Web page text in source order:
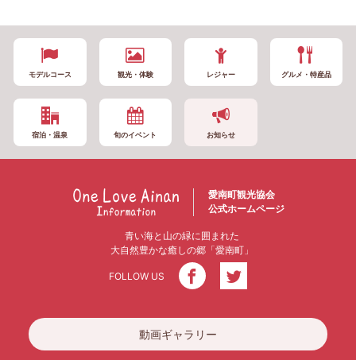
モデルコース 観光・体験 レジャー グルメ・特産品
宿泊・温泉 旬のイベント お知らせ
愛南町観光協会
公式ホームページ
青い海と山の緑に囲まれた
大自然豊かな癒しの郷「愛南町」
FOLLOW US
動画ギャラリー